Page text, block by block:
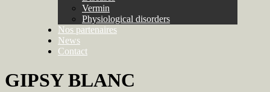
Vermin
Physiological disorders
Nos partenaires
News
Contact
GIPSY BLANC